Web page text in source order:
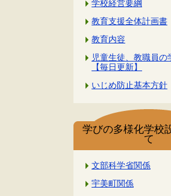
学校経営要綱
教育支援全体計画書
教育内容
児童生徒、教職員の
【毎日更新】
いじめ防止基本方針
学びの多様化学校
て
文部科学省関係
宇美町関係